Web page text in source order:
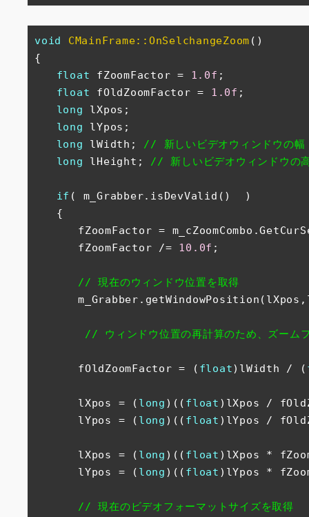
void CMainFrame::OnSelchangeZoom ()
{
float fZoomFactor = 1.0f ;
float fOldZoomFactor = 1.0f ;
long lXpos;
long lYpos;
long lWidth; // 新しいビデオウィンドウの幅
long lHeight; // 新しいビデオウィンドウの
if ( m_Grabber.isDevValid()  )
{
fZoomFactor =
fZoomFactor /= 10.0f
// 現在のウィンドウ位置を取得
// ウィンドウ位置の再計算のため、ズーム
fOldZoomFactor = ( float)lWidth / (
lXpos = ( long )(( float )lXpos /
lYpos = ( long )(( float )lYpos /
lXpos = ( long )(( float )lXpos *
lYpos = ( long )(( float )lYpos *
// 現在のビデオフォーマットサイズを取得